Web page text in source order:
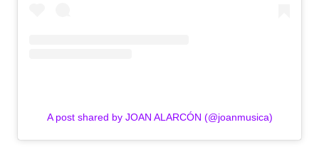
A post shared by JOAN ALARCÓN (@joanmusica)